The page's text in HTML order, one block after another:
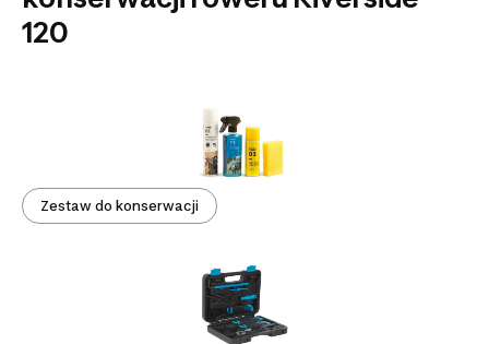
120
Zestaw do konserwacji